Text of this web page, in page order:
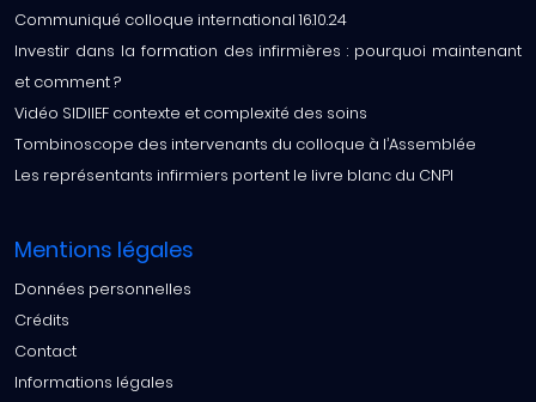
Communiqué colloque international 16.10.24
Investir dans la formation des infirmières : pourquoi maintenant
et comment ?
Vidéo SIDIIEF contexte et complexité des soins
Tombinoscope des intervenants du colloque à l’Assemblée
Les représentants infirmiers portent le livre blanc du CNPI
Mentions légales
Données personnelles
Crédits
Contact
Informations légales